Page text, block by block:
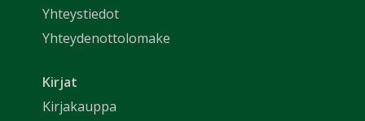
Yhteystiedot
Yhteydenottolomake
Kirjat
Kirjakauppa